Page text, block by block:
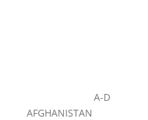
A-D
AFGHANISTAN